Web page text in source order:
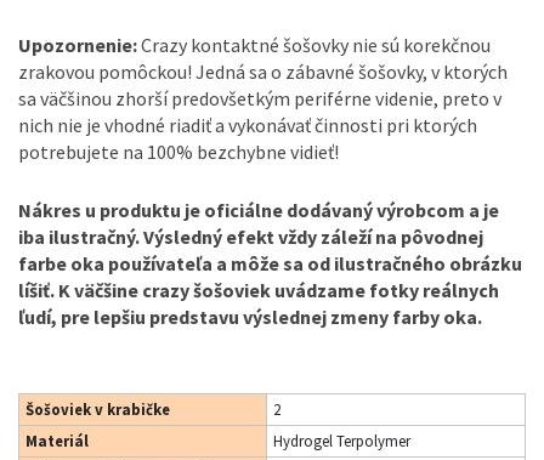
Upozornenie:Crazy kontaktné šošovky nie sú korekčnou
zrakovou pomôckou! Jedná sa o zábavné šošovky, v ktorých
sa väčšinou zhorší predovšetkým periférne videnie, preto v
nich nie je vhodné riadiť a vykonávať činnosti pri ktorých
potrebujete na 100% bezchybne vidieť!
Nákres u produktu je oficiálne dodávaný výrobcom a je
iba ilustračný. Výsledný efekt vždy záleží na pôvodnej
farbe oka používateľa a môže sa od ilustračného obrázku
líšiť. K väčšine crazy šošoviek uvádzame fotky reálnych
ľudí, pre lepšiu predstavu výslednej zmeny farby oka.
Šošoviek v krabičke
2
Materiál
Hydrogel Terpolymer